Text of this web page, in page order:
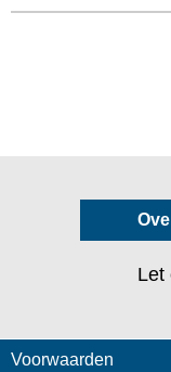
Let
Voorwaarden